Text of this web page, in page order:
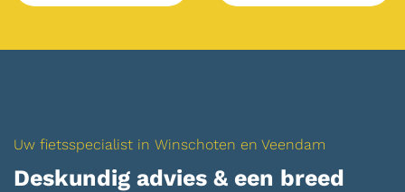
Uw fietsspecialist in Winschoten en Veendam
Deskundig advies & een breed